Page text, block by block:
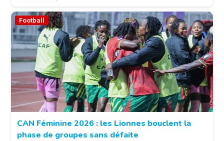
Football
CAN Féminine 2026 : les Lionnes bouclent la
phase de groupes sans défaite